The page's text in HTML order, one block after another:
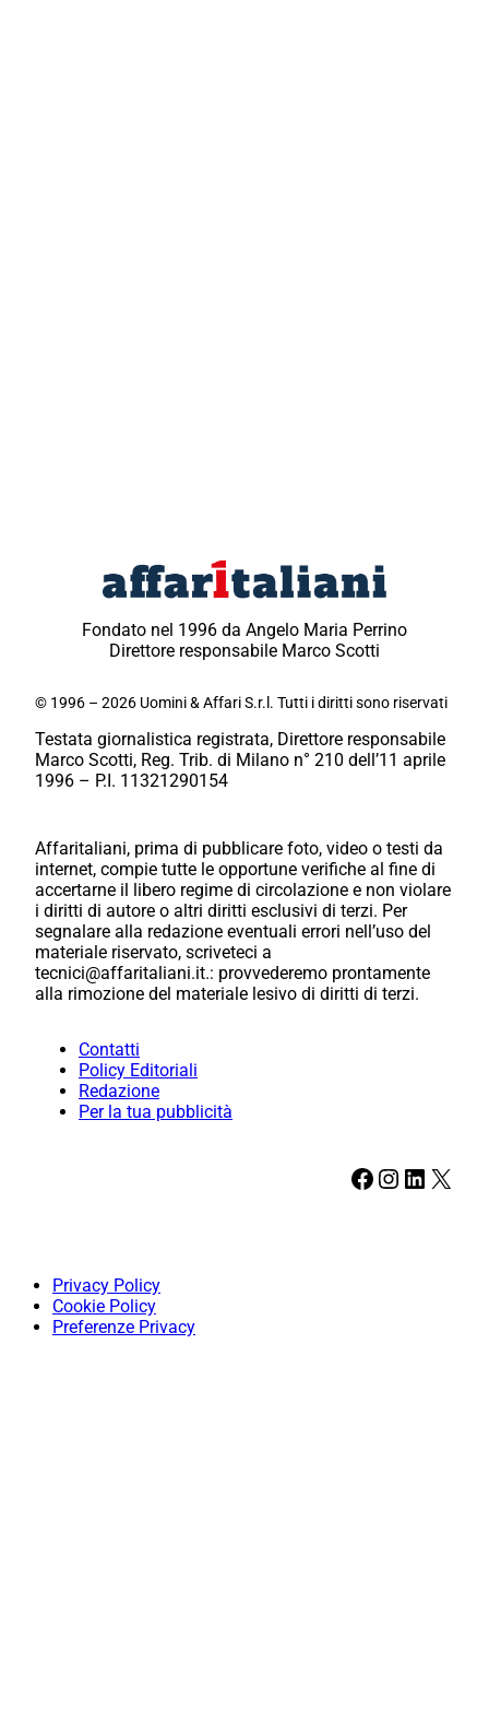
Fondato nel 1996 da Angelo Maria Perrino
Direttore responsabile Marco Scotti
© 1996 – 2026 Uomini & Affari S.r.l. Tutti i diritti sono riservati
Testata giornalistica registrata, Direttore responsabile
Marco Scotti, Reg. Trib. di Milano n° 210 dell’11 aprile
1996 – P.I. 11321290154
Affaritaliani, prima di pubblicare foto, video o testi da
internet, compie tutte le opportune verifiche al fine di
accertarne il libero regime di circolazione e non violare
i diritti di autore o altri diritti esclusivi di terzi. Per
segnalare alla redazione eventuali errori nell’uso del
materiale riservato, scriveteci a
tecnici@affaritaliani.it.: provvederemo prontamente
alla rimozione del materiale lesivo di diritti di terzi.
Contatti
Policy Editoriali
Redazione
Per la tua pubblicità
Facebook Instagram LinkedIn X
Privacy Policy
Cookie Policy
Preferenze Privacy